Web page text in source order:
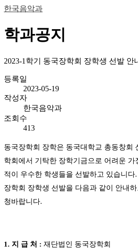
한국음악과
학과공지
2023-1학기 동국장학회 장학생 선발 안
등록일
2023-05-19
작성자
한국음악과
조회수
413
동국장학회 장학은 동국대학교 총동창회
학회에서 기탁한 장학기금으로 어려운 가
적이 우수한 학생들을 선발하고 있습니다.
장학회 장학생 선발을 다음과 같이 안내
청바랍니다.
1. 지 급 처 : 재단법인 동국장학회